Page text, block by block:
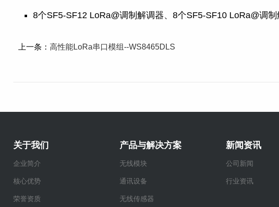
8个SF5-SF12 LoRa@调制解调器、8个SF5-SF10 LoRa@调制
上一条： 高性能LoRa串口模组--WS8465DLS
关于我们
企业简介
核心优势
荣誉资质
产品与解决方案
无线模块
通讯设备
无线传感器
新闻资讯
公司新闻
行业资讯